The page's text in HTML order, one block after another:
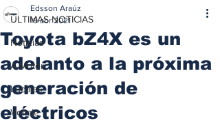
ÚLTIMAS NOTICIAS
Noticias
A Motor
Locales
Voltaje
Toyota bZ4X es un
adelanto a la próxima
generación de
eléctricos
Edsson Araúz
19 abr 2021